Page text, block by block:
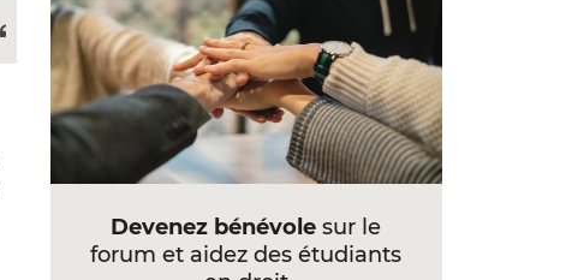
Devenez bénévole sur le
forum et aidez des étudiants